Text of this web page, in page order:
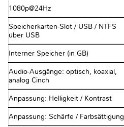
1080p@24Hz
Speicherkarten-Slot / USB / NTFS
über USB
Interner Speicher (in GB)
Audio-Ausgänge: optisch, koaxial,
analog Cinch
Anpassung: Helligkeit / Kontrast
Anpassung: Schärfe / Farbsättigung